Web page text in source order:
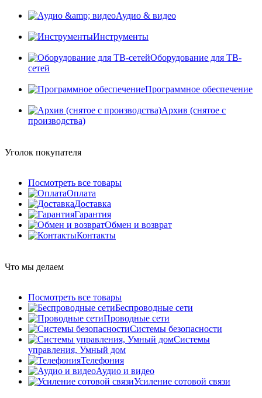
Аудио & видео
Инструменты
Оборудование для ТВ-
сетей
Программное обеспечение
Архив (снятое с
производства)
Уголок покупателя
Посмотреть все товары
Оплата
Доставка
Гарантия
Обмен и возврат
Контакты
Что мы делаем
Посмотреть все товары
Беспроводные сети
Проводные сети
Системы безопасности
Системы
управления, Умный дом
Телефония
Аудио и видео
Усиление сотовой связи